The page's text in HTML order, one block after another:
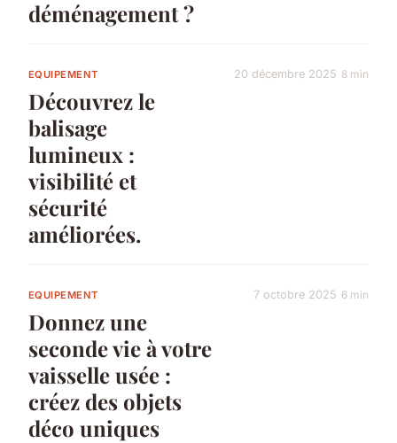
déménagement ?
EQUIPEMENT
Découvrez le
balisage
lumineux :
visibilité et
sécurité
améliorées.
20 décembre 2025 8 min
EQUIPEMENT
Donnez une
seconde vie à votre
vaisselle usée :
créez des objets
déco uniques
7 octobre 2025 6 min